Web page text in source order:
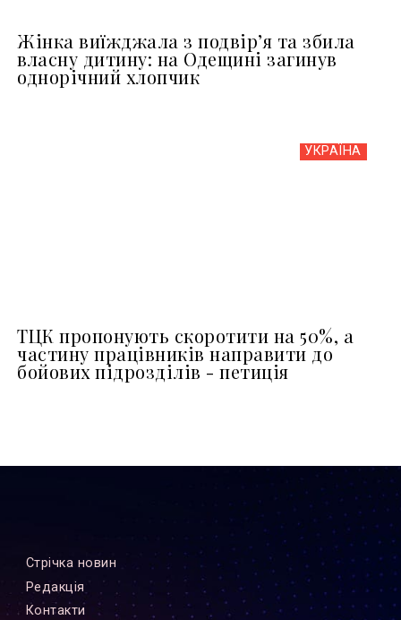
Жінка виїжджала з подвір’я та збила
власну дитину: на Одещині загинув
однорічний хлопчик
УКРАЇНА
ТЦК пропонують скоротити на 50%, а
частину працівників направити до
бойових підрозділів - петиція
Стрiчка новин
Редакцiя
Контакти